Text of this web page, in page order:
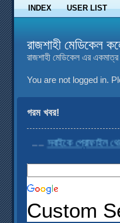
INDEX USER LIST
রাজশাহী মেডিকেল
রাজশাহী মেডিকেল এর
You are not logged in.
গরম খবর!
.... সবাইকে প্রোফাইল থেকে
Custom